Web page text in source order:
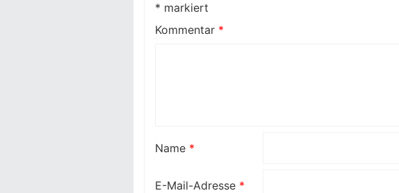
* markiert
Kommentar *
Name *
E-Mail-Adresse *